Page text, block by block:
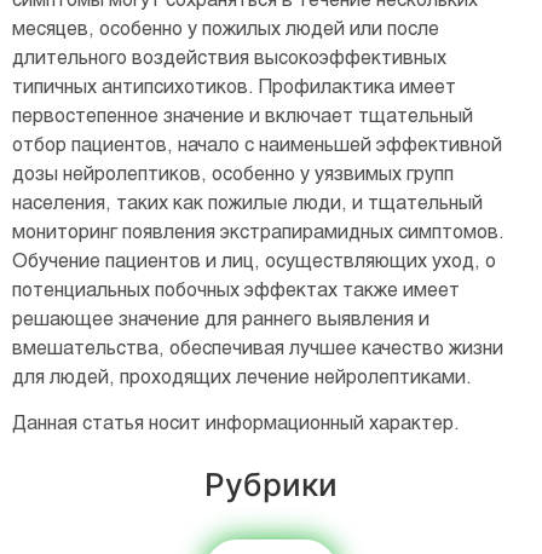
месяцев, особенно у пожилых людей или после
длительного воздействия высокоэффективных
типичных антипсихотиков. Профилактика имеет
первостепенное значение и включает тщательный
отбор пациентов, начало с наименьшей эффективной
дозы нейролептиков, особенно у уязвимых групп
населения, таких как пожилые люди, и тщательный
мониторинг появления экстрапирамидных симптомов.
Обучение пациентов и лиц, осуществляющих уход, о
потенциальных побочных эффектах также имеет
решающее значение для раннего выявления и
вмешательства, обеспечивая лучшее качество жизни
для людей, проходящих лечение нейролептиками.
Данная статья носит информационный характер.
Рубрики